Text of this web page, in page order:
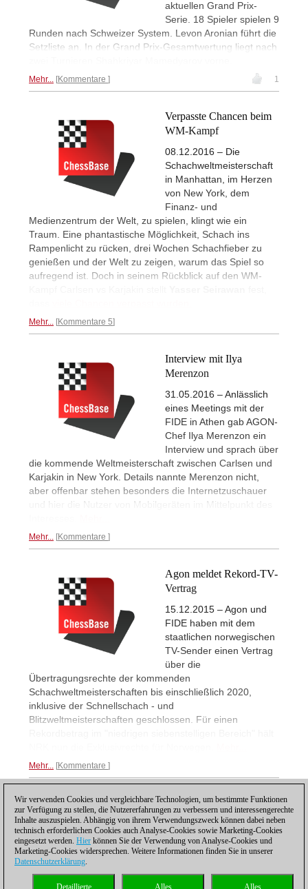
aktuellen Grand Prix-
Serie. 18 Spieler spielen 9
Runden nach Schweizer System. Levon Aronian führt die
Setzliste an. In der Grand Prix-Gesamtwertung liegt nach
Mehr... Kommentare 1
Verpasste Chancen beim
WM-Kampf
08.12.2016 – Die
Schachweltmeisterschaft
in Manhattan, im Herzen
von New York, dem
Finanz- und
Medienzentrum der Welt, zu spielen, klingt wie ein
Traum. Eine phantastische Möglichkeit, Schach ins
Rampenlicht zu rücken, drei Wochen Schachfieber zu
genießen und der Welt zu zeigen, warum das Spiel so
aufregend ist. Doch in seinem Rückblick auf den WM-
Mehr... Kommentare 5
Interview mit Ilya
Merenzon
31.05.2016 – Anlässlich
eines Meetings mit der
FIDE in Athen gab AGON-
Chef Ilya Merenzon ein
Interview und sprach über
die kommende Weltmeisterschaft zwischen Carlsen und
Karjakin in New York. Details nannte Merenzon nicht,
aber offenbar stehen besonders die Internetzuschauer
und hier die Nutzer von Mobilgeräten im Mittelpunkt des
Mehr... Kommentare
Agon meldet Rekord-TV-
Vertrag
15.12.2015 – Agon und
FIDE haben mit dem
staatlichen norwegischen
TV-Sender einen Vertrag
über die
Übertragungsrechte der kommenden
Schachweltmeisterschaften bis einschließlich 2020,
inklusive der Schnellschach - und
Blitzweltmeisterschaften geschlossen. Für einen
Mehr... Kommentare
1
Datenschutzhinweis| Kontakt| |Lizenzen
Wir verwenden Cookies und vergleichbare Technologien, um bestimmte Funktionen
zur Verfügung zu stellen, die Nutzererfahrungen zu verbessern und interessengerechte
Inhalte auszuspielen. Abhängig von ihrem Verwendungszweck können dabei neben
technisch erforderlichen Cookies auch Analyse-Cookies sowie Marketing-Cookies
eingesetzt werden. Hier können Sie der Verwendung von Analyse-Cookies und
Marketing-Cookies widersprechen. Weitere Informationen finden Sie in unserer
Datenschutzerklärung.
Alles
Alles
Detaillierte